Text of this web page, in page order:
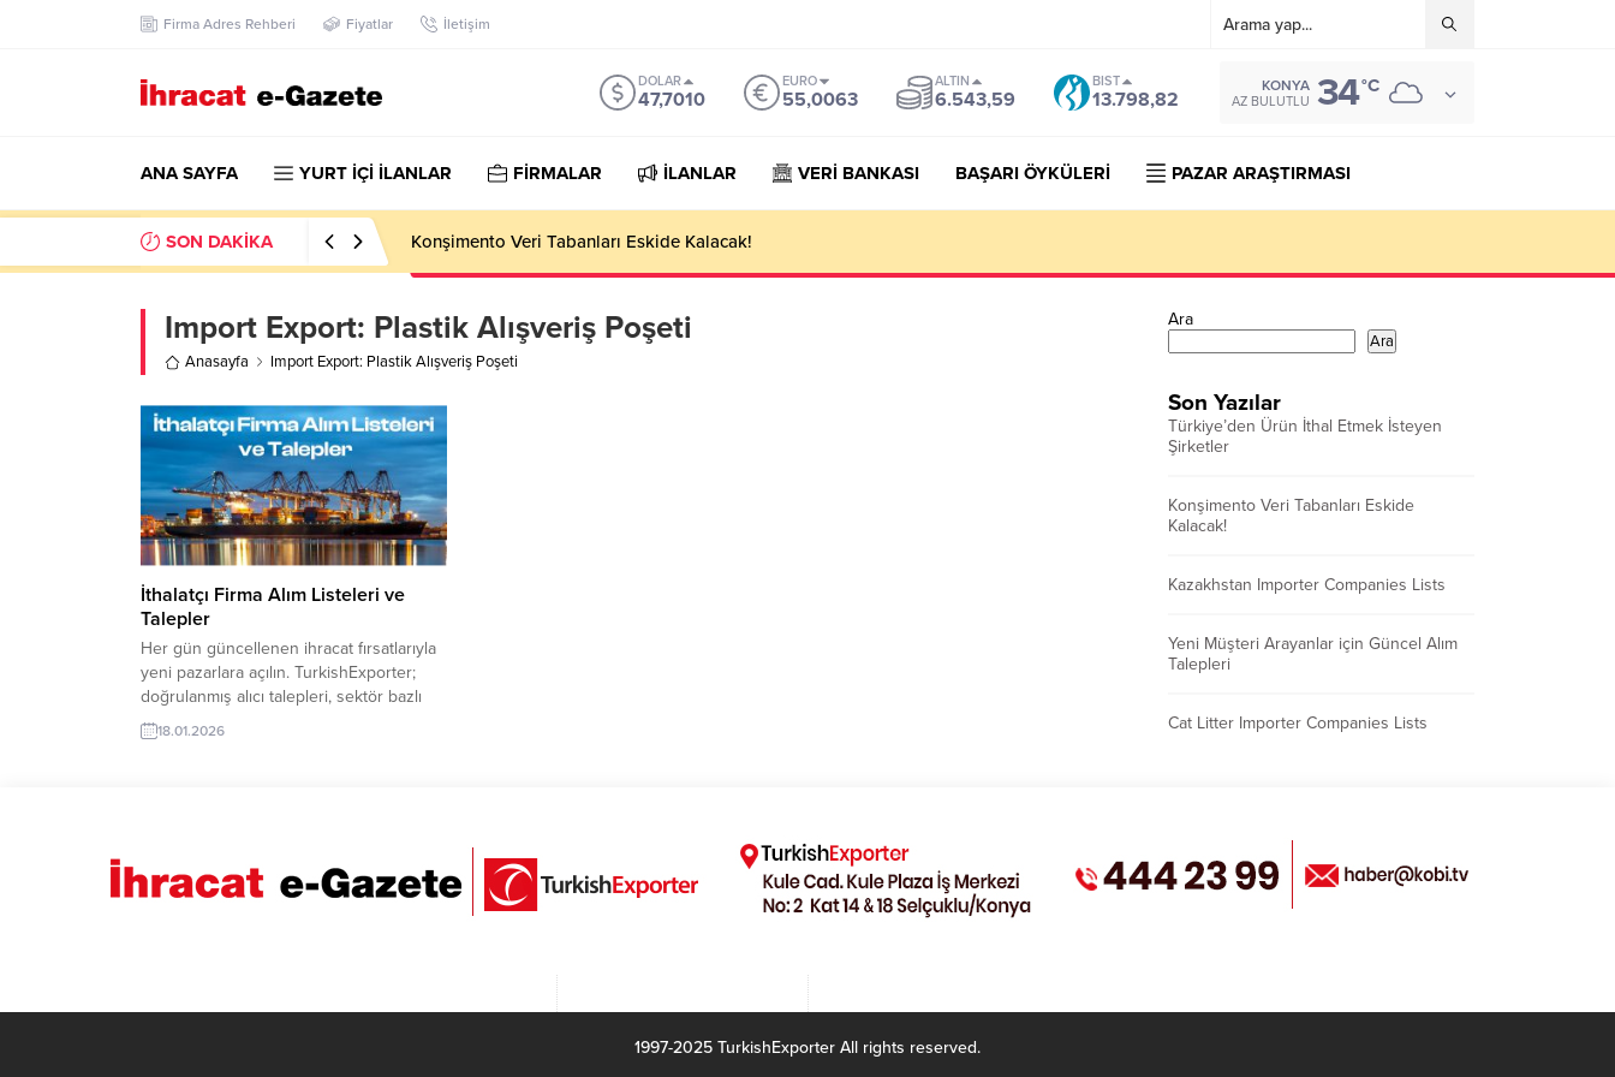
Firma Adres Rehberi Fiyatlar İletişim
DOLAR
47,7010
EURO
55,0063
ALTIN
6.543,59
BIST
13.798,82
KONYA
AZ BULUTLU 34°C
ANA SAYFA YURT İÇİ İLANLAR FİRMALAR İLANLAR VERİ BANKASI BAŞARI ÖYKÜLERİ PAZAR ARAŞTIRMASI
SON DAKİKA Konşimento Veri Tabanları Eskide Kalacak!
Import Export: Plastik Alışveriş Poşeti
Anasayfa Import Export: Plastik Alışveriş Poşeti
İthalatçı Firma Alım Listeleri ve
Talepler
Her gün güncellenen ihracat fırsatlarıyla
yeni pazarlara açılın. TurkishExporter;
doğrulanmış alıcı talepleri, sektör bazlı
ilanlar ve hedef ülke odaklı
eşleştirmelerle Türk ihracatçılarını
Galvanizli Çelik Boru İthal Etmek
İstiyorKuveyt Firması, Plastik...
18.01.2026
Ara
Ara
Son Yazılar
Türkiye’den Ürün İthal Etmek İsteyen
Şirketler
Konşimento Veri Tabanları Eskide
Kalacak!
Kazakhstan Importer Companies Lists
Yeni Müşteri Arayanlar için Güncel Alım
Talepleri
Cat Litter Importer Companies Lists
1997-2025 TurkishExporter All rights reserved.